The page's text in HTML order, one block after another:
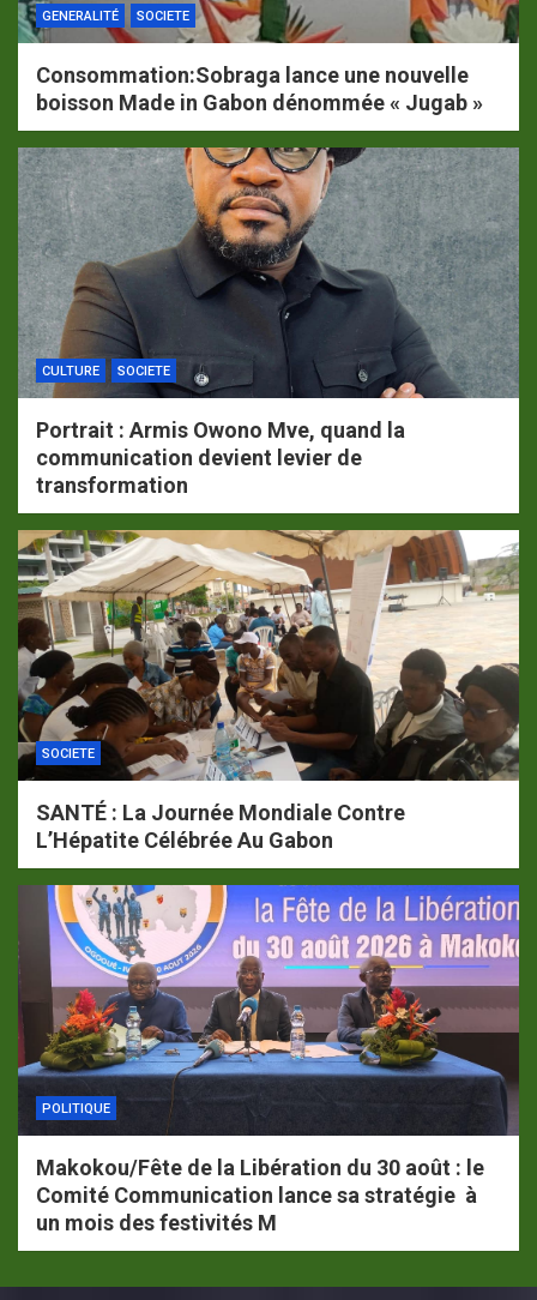
GENERALITÉ SOCIETE
Consommation:Sobraga lance une nouvelle
boisson Made in Gabon dénommée « Jugab »
CULTURE SOCIETE
Portrait : Armis Owono Mve, quand la
communication devient levier de
transformation
SOCIETE
SANTÉ : La Journée Mondiale Contre
L’Hépatite Célébrée Au Gabon
POLITIQUE
Makokou/Fête de la Libération du 30 août : le
Comité Communication lance sa stratégie à
un mois des festivités M